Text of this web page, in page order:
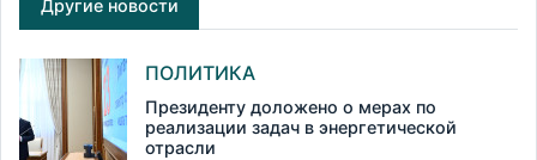
Другие новости
ПОЛИТИКА
Президенту доложено о мерах по
реализации задач в энергетической
отрасли